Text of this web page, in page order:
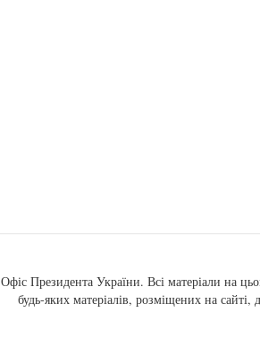
Офіс Президента України. Всі матеріали на
будь-яких матеріалів, розміщених на